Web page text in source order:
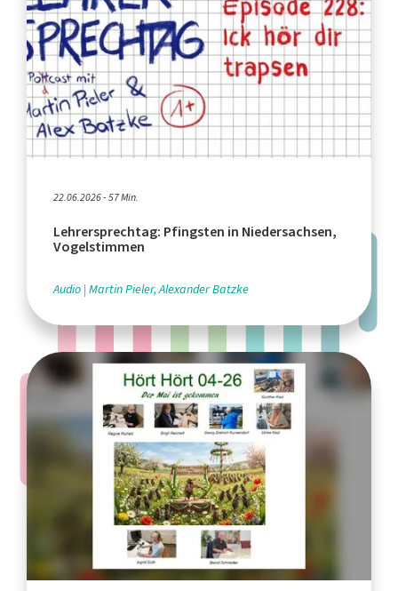
22.06.2026 - 57 Min.
Lehrersprechtag: Pfingsten in Niedersachsen,
Vogelstimmen
Audio Martin Pieler, Alexander Batzke